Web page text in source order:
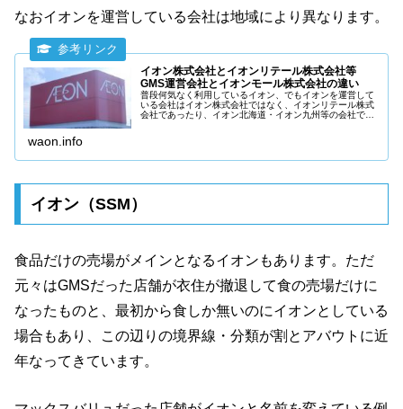
なおイオンを運営している会社は地域により異なります。
イオン株式会社とイオンリテール株式会社等
GMS運営会社とイオンモール株式会社の違い
普段何気なく利用しているイオン、でもイオンを運営して
いる会社はイオン株式会社ではなく、イオンリテール株式
会社であったり、イオン北海道・イオン九州等の会社であ
waon.info
イオン（SSM）
食品だけの売場がメインとなるイオンもあります。ただ
元々はGMSだった店舗が衣住が撤退して食の売場だけに
なったものと、最初から食しか無いのにイオンとしている
場合もあり、この辺りの境界線・分類が割とアバウトに近
年なってきています。